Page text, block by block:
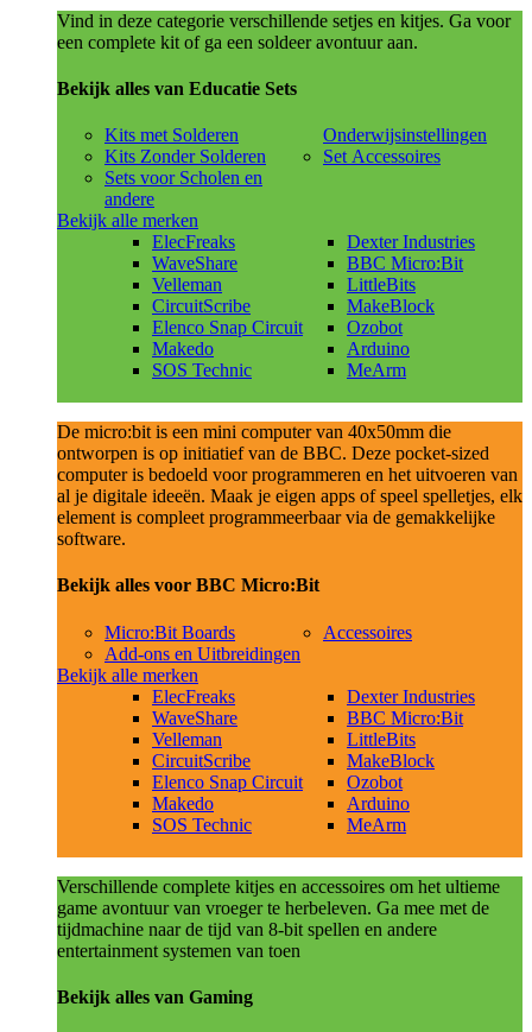
Vind in deze categorie verschillende setjes en kitjes. Ga voor
een complete kit of ga een soldeer avontuur aan.
Bekijk alles van Educatie Sets
Kits met Solderen
Kits Zonder Solderen
Sets voor Scholen en
andere
Onderwijsinstellingen
Set Accessoires
Bekijk alle merken
ElecFreaks
WaveShare
Velleman
CircuitScribe
Elenco Snap Circuit
Makedo
SOS Technic
Dexter Industries
BBC Micro:Bit
LittleBits
MakeBlock
Ozobot
Arduino
MeArm
De micro:bit is een mini computer van 40x50mm die
ontworpen is op initiatief van de BBC. Deze pocket-sized
computer is bedoeld voor programmeren en het uitvoeren van
al je digitale ideeën. Maak je eigen apps of speel spelletjes, elk
element is compleet programmeerbaar via de gemakkelijke
software.
Bekijk alles voor BBC Micro:Bit
Micro:Bit Boards
Add-ons en Uitbreidingen
Accessoires
Bekijk alle merken
ElecFreaks
WaveShare
Velleman
CircuitScribe
Elenco Snap Circuit
Makedo
SOS Technic
Dexter Industries
BBC Micro:Bit
LittleBits
MakeBlock
Ozobot
Arduino
MeArm
Verschillende complete kitjes en accessoires om het ultieme
game avontuur van vroeger te herbeleven. Ga mee met de
tijdmachine naar de tijd van 8-bit spellen en andere
entertainment systemen van toen
Bekijk alles van Gaming